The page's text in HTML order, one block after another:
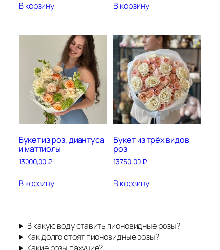
В корзину В корзину
Букет из роз, диантуса
и маттиолы
13000,00 ₽
В корзину
Букет из трёх видов
роз
13750,00 ₽
В корзину
В какую воду ставить пионовидные розы?
Как долго стоят пионовидные розы?
Какие розы пахучие?